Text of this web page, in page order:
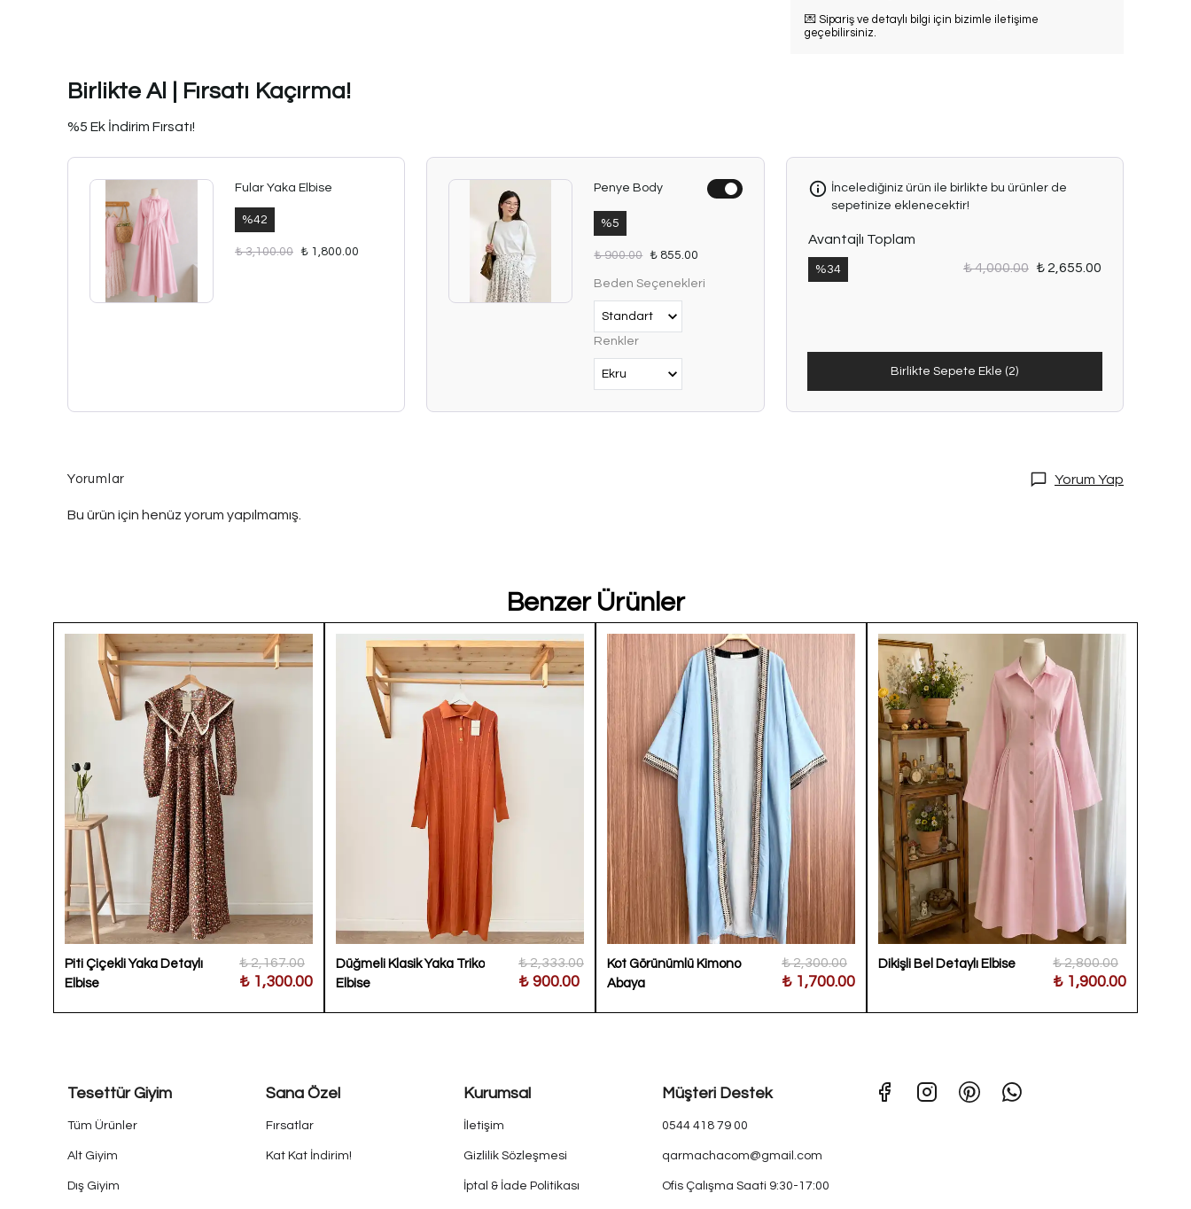
💌 Sipariş ve detaylı bilgi için bizimle iletişime
geçebilirsiniz.
Birlikte Al | Fırsatı Kaçırma!
%5 Ek İndirim Fırsatı!
Fular Yaka Elbise
%42
₺ 3,100.00 ₺ 1,800.00
Penye Body
%5
₺ 900.00 ₺ 855.00
Beden Seçenekleri
Renkler
İncelediğiniz ürün ile birlikte bu ürünler de
sepetinize eklenecektir!
Avantajlı Toplam
%34 ₺ 4,000.00 ₺ 2,655.00
Birlikte Sepete Ekle (2)
Yorumlar Yorum Yap
Bu ürün için henüz yorum yapılmamış.
Benzer Ürünler
Piti Çiçekli Yaka Detaylı
Elbise
₺ 2,167.00
₺ 1,300.00
Düğmeli Klasik Yaka Triko
Elbise
₺ 2,333.00
₺ 900.00
Kot Görünümlü Kimono
Abaya
₺ 2,300.00
₺ 1,700.00
Dikişli Bel Detaylı Elbise ₺ 2,800.00
₺ 1,900.00
Tesettür Giyim
Tüm Ürünler
Alt Giyim
Dış Giyim
Sana Özel
Fırsatlar
Kat Kat İndirim!
Kurumsal
İletişim
Gizlilik Sözleşmesi
İptal & İade Politikası
Müşteri Destek
0544 418 79 00
qarmachacom@gmail.com
Ofis Çalışma Saati 9:30-17:00